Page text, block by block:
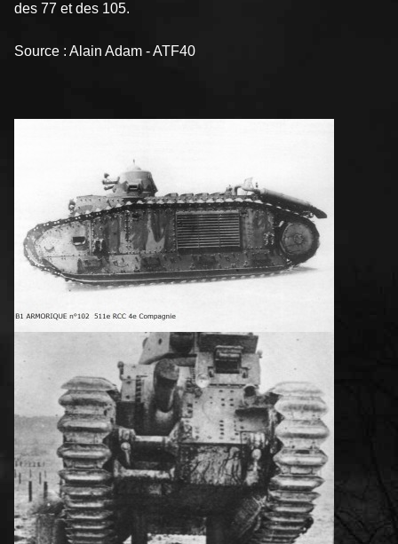
des 77 et des 105.
Source : Alain Adam - ATF40